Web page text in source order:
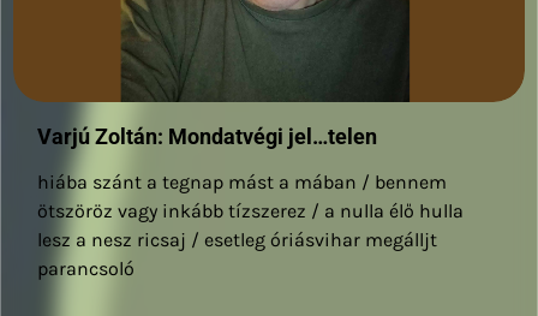
Varjú Zoltán: Mondatvégi jel…telen
hiába szánt a tegnap mást a mában / bennem
ötszöröz vagy inkább tízszerez / a nulla élő hulla
lesz a nesz ricsaj / esetleg óriásvihar megálljt
parancsoló